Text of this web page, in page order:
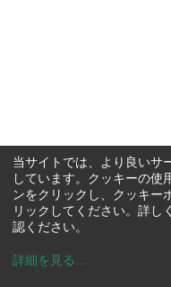
当サイトでは、より良いサ
しています。クッキーの使
ンをクリックし、クッキー
リックしてください。詳し
認ください。
詳細を見る ...